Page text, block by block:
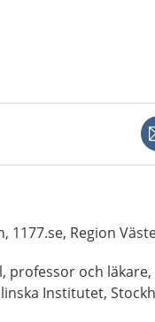
1177.se, Region
professor och läkare,
Institutet,